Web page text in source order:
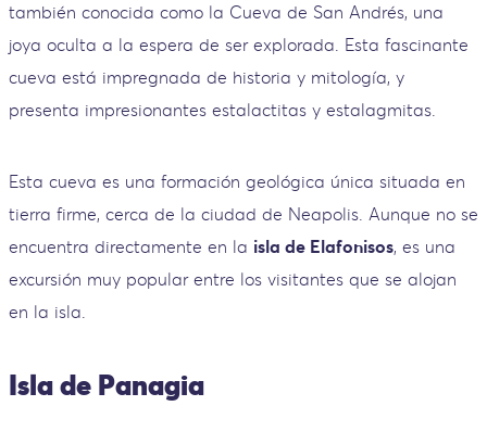
también conocida como la Cueva de San Andrés, una
joya oculta a la espera de ser explorada. Esta fascinante
cueva está impregnada de historia y mitología, y
presenta impresionantes estalactitas y estalagmitas.
Esta cueva es una formación geológica única situada en
tierra firme, cerca de la ciudad de Neapolis. Aunque no se
encuentra directamente en la isla de Elafonisos, es una
excursión muy popular entre los visitantes que se alojan
en la isla.
Isla de Panagia